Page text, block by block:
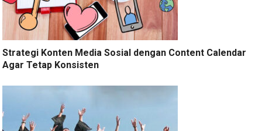
Strategi Konten Media Sosial dengan Content Calendar
Agar Tetap Konsisten